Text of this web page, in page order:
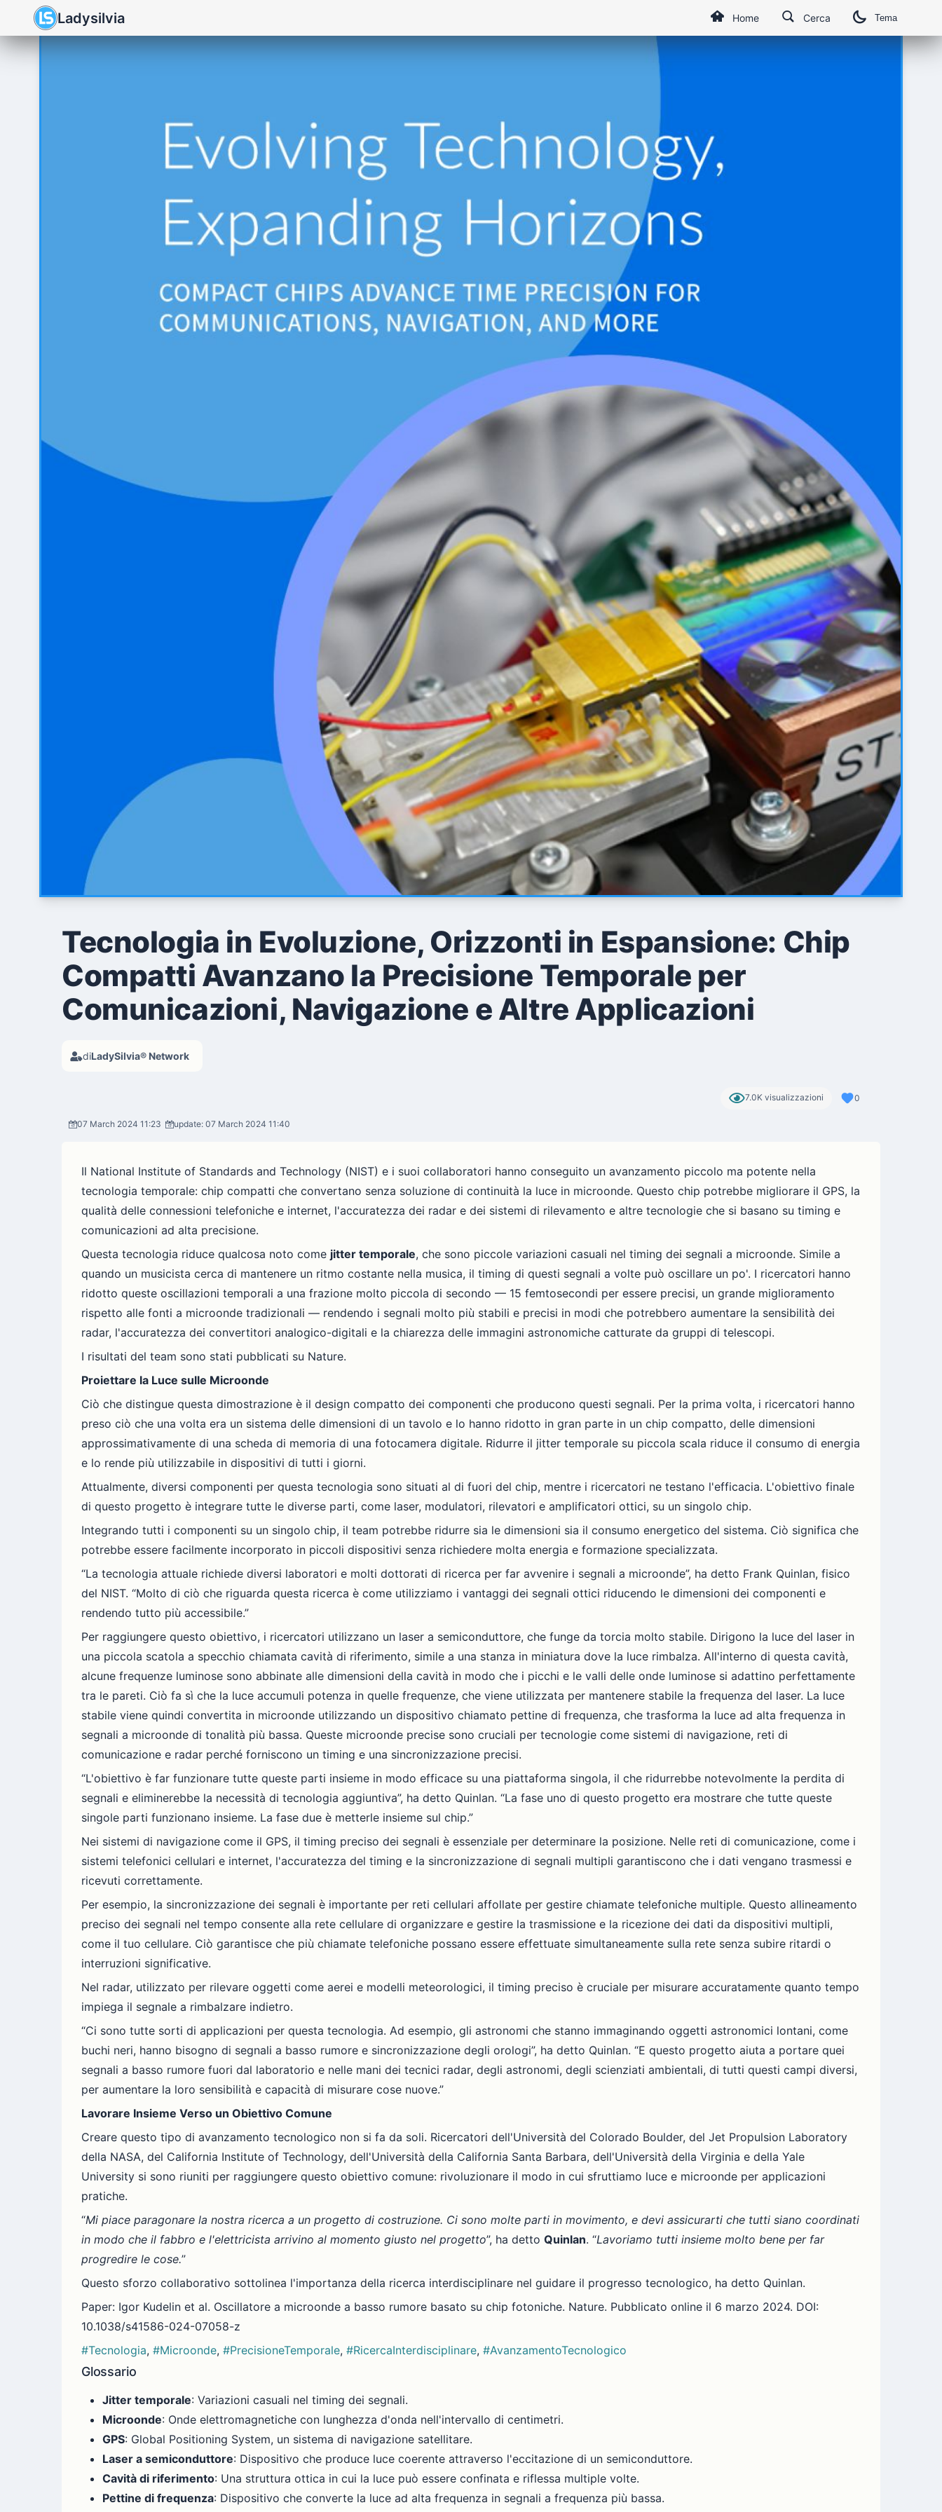
Ladysilvia Home Cerca Tema
Tecnologia in Evoluzione, Orizzonti in Espansione: Chip
Compatti Avanzano la Precisione Temporale per
Comunicazioni, Navigazione e Altre Applicazioni
diLadySilvia® Network
7.0K visualizzazioni 0
07 March 2024 11:23 update: 07 March 2024 11:40
Il National Institute of Standards and Technology (NIST) e i suoi collaboratori hanno conseguito un avanzamento piccolo ma potente nella
tecnologia temporale: chip compatti che convertano senza soluzione di continuità la luce in microonde. Questo chip potrebbe migliorare il GPS, la
qualità delle connessioni telefoniche e internet, l'accuratezza dei radar e dei sistemi di rilevamento e altre tecnologie che si basano su timing e
comunicazioni ad alta precisione.
Questa tecnologia riduce qualcosa noto come jitter temporale, che sono piccole variazioni casuali nel timing dei segnali a microonde. Simile a
quando un musicista cerca di mantenere un ritmo costante nella musica, il timing di questi segnali a volte può oscillare un po'. I ricercatori hanno
ridotto queste oscillazioni temporali a una frazione molto piccola di secondo — 15 femtosecondi per essere precisi, un grande miglioramento
rispetto alle fonti a microonde tradizionali — rendendo i segnali molto più stabili e precisi in modi che potrebbero aumentare la sensibilità dei
radar, l'accuratezza dei convertitori analogico-digitali e la chiarezza delle immagini astronomiche catturate da gruppi di telescopi.
I risultati del team sono stati pubblicati su Nature.
Proiettare la Luce sulle Microonde
Ciò che distingue questa dimostrazione è il design compatto dei componenti che producono questi segnali. Per la prima volta, i ricercatori hanno
preso ciò che una volta era un sistema delle dimensioni di un tavolo e lo hanno ridotto in gran parte in un chip compatto, delle dimensioni
approssimativamente di una scheda di memoria di una fotocamera digitale. Ridurre il jitter temporale su piccola scala riduce il consumo di energia
e lo rende più utilizzabile in dispositivi di tutti i giorni.
Attualmente, diversi componenti per questa tecnologia sono situati al di fuori del chip, mentre i ricercatori ne testano l'efficacia. L'obiettivo finale
di questo progetto è integrare tutte le diverse parti, come laser, modulatori, rilevatori e amplificatori ottici, su un singolo chip.
Integrando tutti i componenti su un singolo chip, il team potrebbe ridurre sia le dimensioni sia il consumo energetico del sistema. Ciò significa che
potrebbe essere facilmente incorporato in piccoli dispositivi senza richiedere molta energia e formazione specializzata.
“La tecnologia attuale richiede diversi laboratori e molti dottorati di ricerca per far avvenire i segnali a microonde”, ha detto Frank Quinlan, fisico
del NIST. “Molto di ciò che riguarda questa ricerca è come utilizziamo i vantaggi dei segnali ottici riducendo le dimensioni dei componenti e
rendendo tutto più accessibile.”
Per raggiungere questo obiettivo, i ricercatori utilizzano un laser a semiconduttore, che funge da torcia molto stabile. Dirigono la luce del laser in
una piccola scatola a specchio chiamata cavità di riferimento, simile a una stanza in miniatura dove la luce rimbalza. All'interno di questa cavità,
alcune frequenze luminose sono abbinate alle dimensioni della cavità in modo che i picchi e le valli delle onde luminose si adattino perfettamente
tra le pareti. Ciò fa sì che la luce accumuli potenza in quelle frequenze, che viene utilizzata per mantenere stabile la frequenza del laser. La luce
stabile viene quindi convertita in microonde utilizzando un dispositivo chiamato pettine di frequenza, che trasforma la luce ad alta frequenza in
segnali a microonde di tonalità più bassa. Queste microonde precise sono cruciali per tecnologie come sistemi di navigazione, reti di
comunicazione e radar perché forniscono un timing e una sincronizzazione precisi.
“L'obiettivo è far funzionare tutte queste parti insieme in modo efficace su una piattaforma singola, il che ridurrebbe notevolmente la perdita di
segnali e eliminerebbe la necessità di tecnologia aggiuntiva”, ha detto Quinlan. “La fase uno di questo progetto era mostrare che tutte queste
singole parti funzionano insieme. La fase due è metterle insieme sul chip.”
Nei sistemi di navigazione come il GPS, il timing preciso dei segnali è essenziale per determinare la posizione. Nelle reti di comunicazione, come i
sistemi telefonici cellulari e internet, l'accuratezza del timing e la sincronizzazione di segnali multipli garantiscono che i dati vengano trasmessi e
ricevuti correttamente.
Per esempio, la sincronizzazione dei segnali è importante per reti cellulari affollate per gestire chiamate telefoniche multiple. Questo allineamento
preciso dei segnali nel tempo consente alla rete cellulare di organizzare e gestire la trasmissione e la ricezione dei dati da dispositivi multipli,
come il tuo cellulare. Ciò garantisce che più chiamate telefoniche possano essere effettuate simultaneamente sulla rete senza subire ritardi o
interruzioni significative.
Nel radar, utilizzato per rilevare oggetti come aerei e modelli meteorologici, il timing preciso è cruciale per misurare accuratamente quanto tempo
impiega il segnale a rimbalzare indietro.
“Ci sono tutte sorti di applicazioni per questa tecnologia. Ad esempio, gli astronomi che stanno immaginando oggetti astronomici lontani, come
buchi neri, hanno bisogno di segnali a basso rumore e sincronizzazione degli orologi”, ha detto Quinlan. “E questo progetto aiuta a portare quei
segnali a basso rumore fuori dal laboratorio e nelle mani dei tecnici radar, degli astronomi, degli scienziati ambientali, di tutti questi campi diversi,
per aumentare la loro sensibilità e capacità di misurare cose nuove.”
Lavorare Insieme Verso un Obiettivo Comune
Creare questo tipo di avanzamento tecnologico non si fa da soli. Ricercatori dell'Università del Colorado Boulder, del Jet Propulsion Laboratory
della NASA, del California Institute of Technology, dell'Università della California Santa Barbara, dell'Università della Virginia e della Yale
University si sono riuniti per raggiungere questo obiettivo comune: rivoluzionare il modo in cui sfruttiamo luce e microonde per applicazioni
pratiche.
“Mi piace paragonare la nostra ricerca a un progetto di costruzione. Ci sono molte parti in movimento, e devi assicurarti che tutti siano coordinati
in modo che il fabbro e l'elettricista arrivino al momento giusto nel progetto”, ha detto Quinlan. “Lavoriamo tutti insieme molto bene per far
progredire le cose.”
Questo sforzo collaborativo sottolinea l'importanza della ricerca interdisciplinare nel guidare il progresso tecnologico, ha detto Quinlan.
Paper: Igor Kudelin et al. Oscillatore a microonde a basso rumore basato su chip fotoniche. Nature. Pubblicato online il 6 marzo 2024. DOI:
10.1038/s41586-024-07058-z
#Tecnologia, #Microonde, #PrecisioneTemporale, #RicercaInterdisciplinare, #AvanzamentoTecnologico
Glossario
Jitter temporale: Variazioni casuali nel timing dei segnali.
Microonde: Onde elettromagnetiche con lunghezza d'onda nell'intervallo di centimetri.
GPS: Global Positioning System, un sistema di navigazione satellitare.
Laser a semiconduttore: Dispositivo che produce luce coerente attraverso l'eccitazione di un semiconduttore.
Cavità di riferimento: Una struttura ottica in cui la luce può essere confinata e riflessa multiple volte.
Pettine di frequenza: Dispositivo che converte la luce ad alta frequenza in segnali a frequenza più bassa.